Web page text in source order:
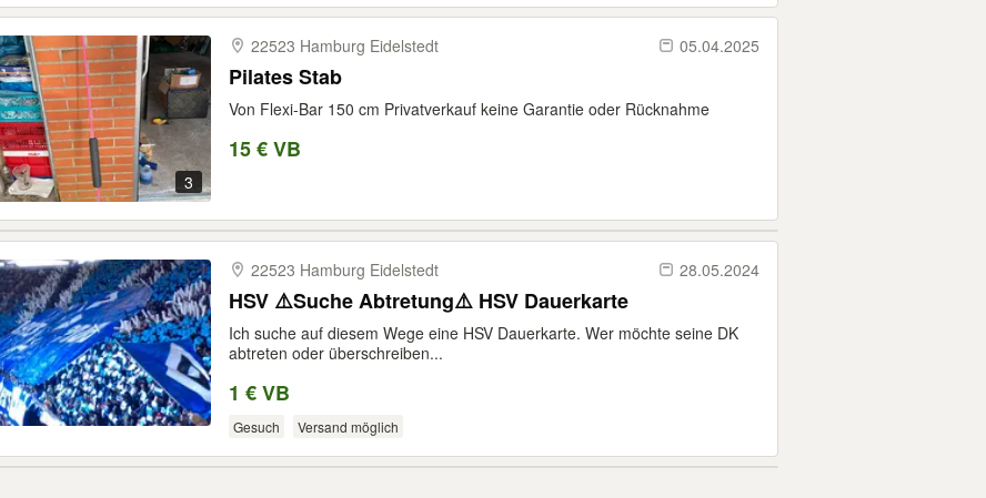
3
22523 Hamburg Eidelstedt 05.04.2025
Pilates Stab
Von Flexi-Bar 150 cm Privatverkauf keine Garantie oder Rücknahme
15 € VB
22523 Hamburg Eidelstedt 28.05.2024
HSV ⚠️Suche Abtretung⚠️ HSV Dauerkarte
Ich suche auf diesem Wege eine HSV Dauerkarte. Wer möchte seine DK
abtreten oder überschreiben...
1 € VB
Gesuch Versand möglich